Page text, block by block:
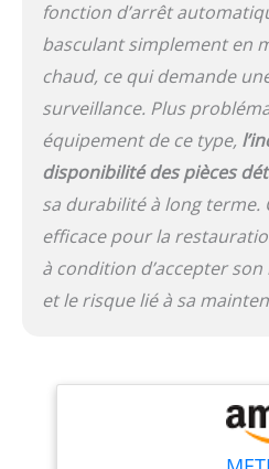
et
riz
fonction d’arrêt
basculant simplement en
chaud, ce qui demande
surveillance. Plus
équipement de ce type,
disponibilité des pièces
sa durabilité à long terme.
efficace pour la
à condition d’accepter
et le risque lié à sa